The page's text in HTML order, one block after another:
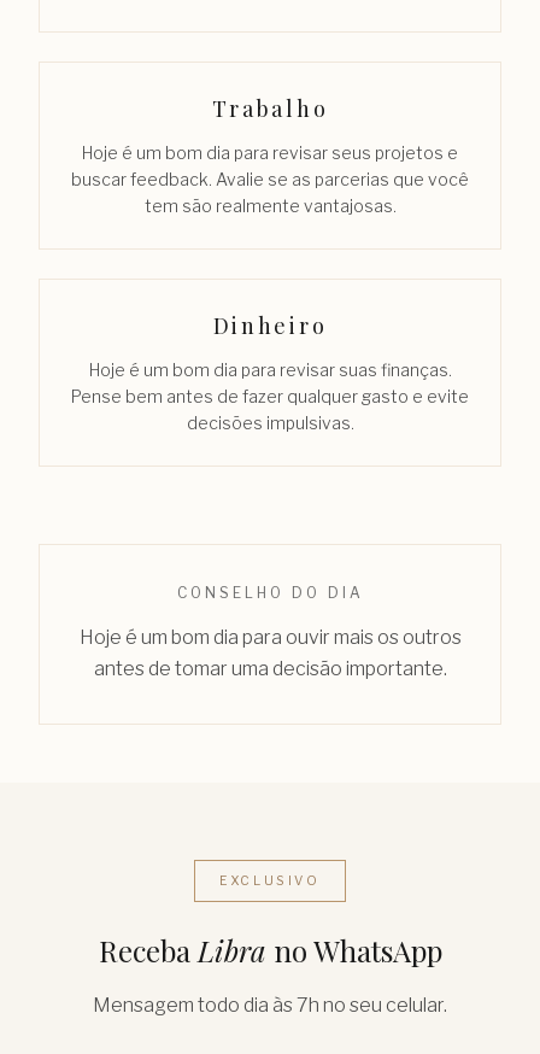
Trabalho
Hoje é um bom dia para revisar seus projetos e
buscar feedback. Avalie se as parcerias que você
tem são realmente vantajosas.
Dinheiro
Hoje é um bom dia para revisar suas finanças.
Pense bem antes de fazer qualquer gasto e evite
decisões impulsivas.
CONSELHO DO DIA
Hoje é um bom dia para ouvir mais os outros
antes de tomar uma decisão importante.
EXCLUSIVO
Receba Libra no WhatsApp
Mensagem todo dia às 7h no seu celular.